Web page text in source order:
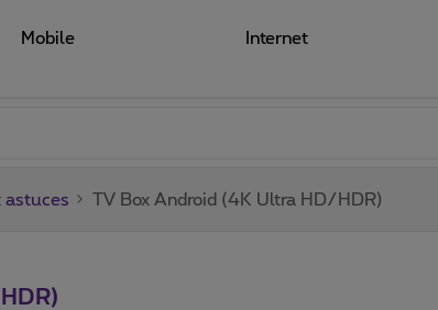
Mobile Internet
astuces TV Box Android (4K Ultra HD/HDR)